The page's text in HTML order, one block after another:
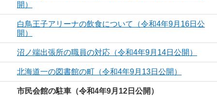
開）
白鳥王子アリーナの飲食について（令和4年9月16日公
開）
沼ノ端出張所の職員の対応（令和4年9月14日公開）
北海道一の図書館の町（令和4年9月13日公開）
市民会館の駐車（令和4年9月12日公開）